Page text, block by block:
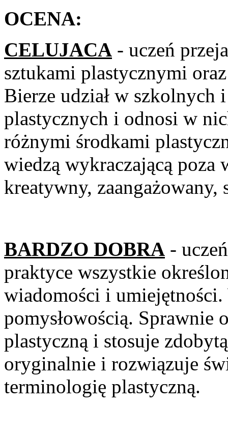
OCENA:
CELUJACA - uczeń
sztukami plastycznymi
Bierze udział w szkolnych
plastycznych i odnosi w
różnymi środkami
wiedzą wykraczającą poza
kreatywny,
BARDZO DOBRA -
praktyce wszystkie
wiadomości i
pomysłowością. Sprawnie
plastyczną i stosuje
oryginalnie i rozwiązuje
terminologię plastyczną.